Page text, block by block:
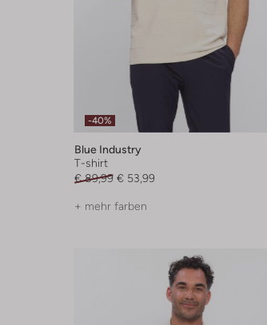
-40%
Blue Industry
T-shirt
€ 89,99 € 53,99
+ mehr farben